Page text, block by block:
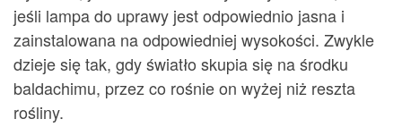
jeśli lampa do uprawy jest odpowiednio jasna i
zainstalowana na odpowiedniej wysokości. Zwykle
dzieje się tak, gdy światło skupia się na środku
baldachimu, przez co rośnie on wyżej niż reszta
rośliny.